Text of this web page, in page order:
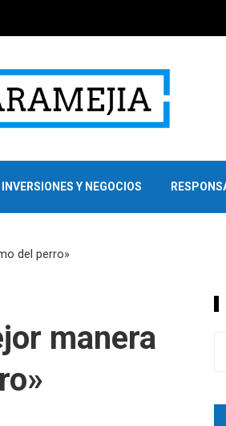
INVERSIONES Y NEGOCIOS
del perro»
manera